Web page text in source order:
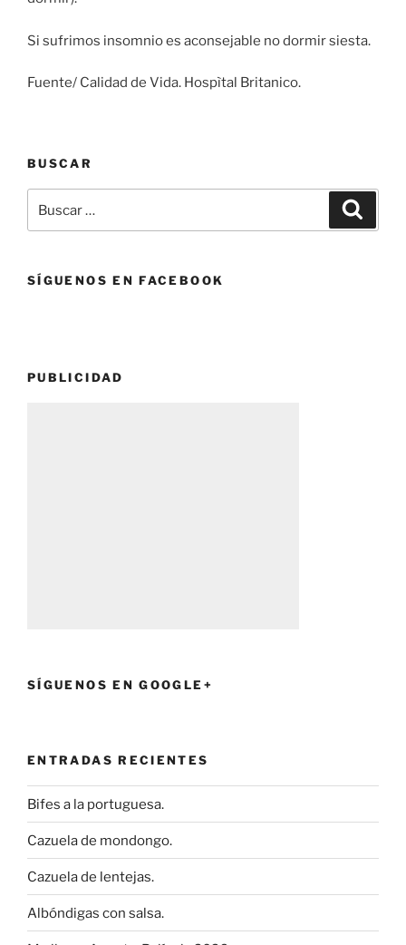
Si sufrimos insomnio es aconsejable no dormir siesta.
Fuente/ Calidad de Vida. Hospìtal Britanico.
BUSCAR
por:
SÍGUENOS EN FACEBOOK
PUBLICIDAD
SÍGUENOS EN GOOGLE+
ENTRADAS RECIENTES
Bifes a la portuguesa.
Cazuela de mondongo.
Cazuela de lentejas.
Albóndigas con salsa.